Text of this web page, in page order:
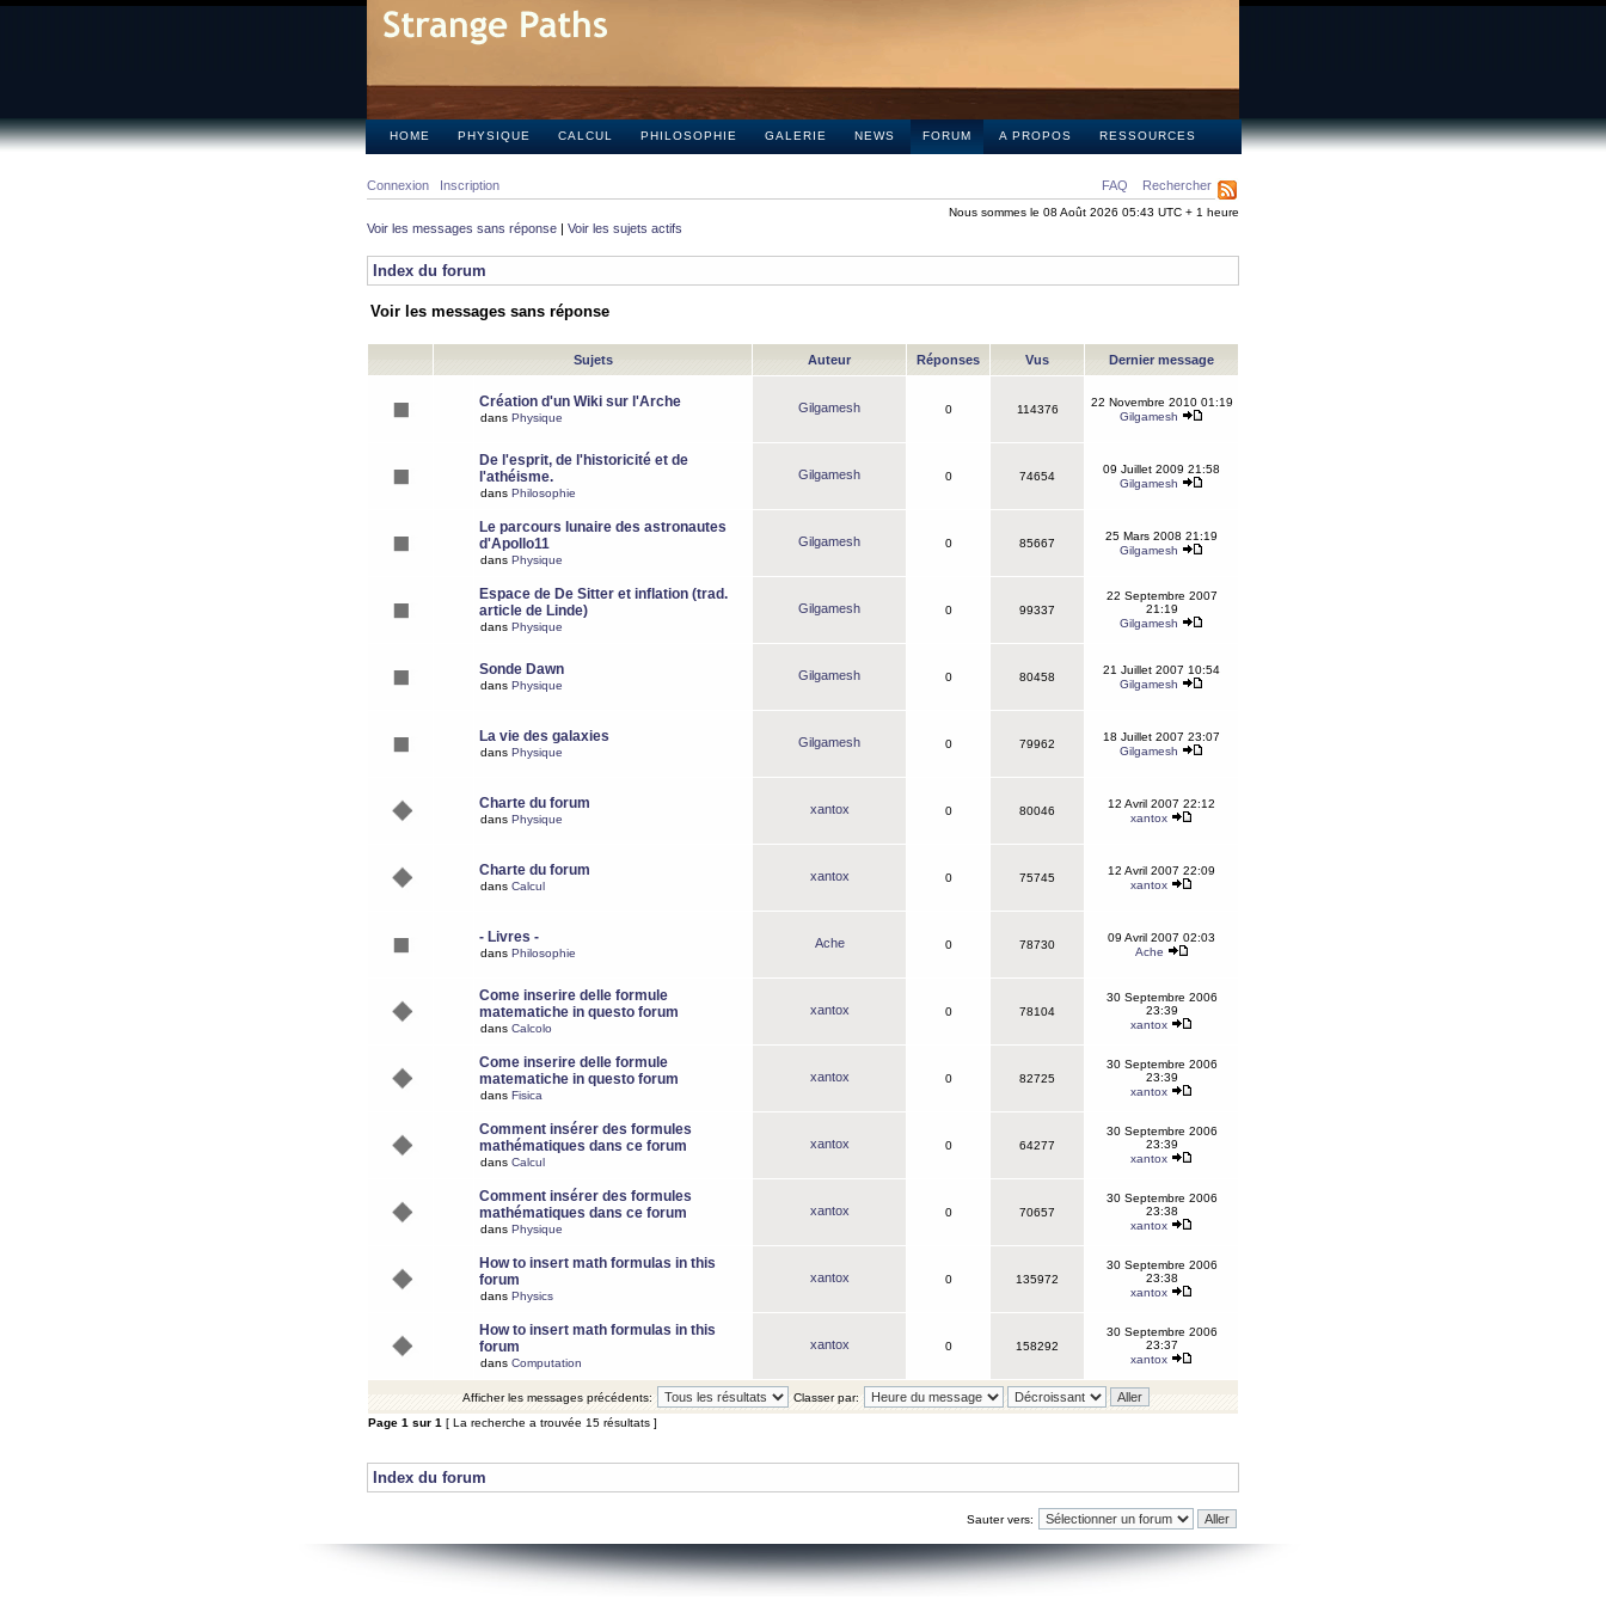
HOME PHYSIQUE CALCUL PHILOSOPHIE GALERIE NEWS FORUM A PROPOS RESSOURCES
FAQ Rechercher
Connexion Inscription
Nous sommes le 08 Août 2026 05:43 UTC + 1 heure
Voir les messages sans réponse | Voir les sujets actifs
Index du forum
Voir les messages sans réponse
Sujets Auteur Réponses Vus Dernier message
Création d'un Wiki sur l'Arche
dans Physique
Gilgamesh 0 114376
22 Novembre 2010 01:19
Gilgamesh
De l'esprit, de l'historicité et de
l'athéisme.
dans Philosophie
Gilgamesh 0 74654
09 Juillet 2009 21:58
Gilgamesh
Le parcours lunaire des astronautes
d'Apollo11
dans Physique
Gilgamesh 0 85667
25 Mars 2008 21:19
Gilgamesh
Espace de De Sitter et inflation (trad.
article de Linde)
dans Physique
Gilgamesh 0 99337
22 Septembre 2007
21:19
Gilgamesh
Sonde Dawn
dans Physique
Gilgamesh 0 80458
21 Juillet 2007 10:54
Gilgamesh
La vie des galaxies
dans Physique
Gilgamesh 0 79962
18 Juillet 2007 23:07
Gilgamesh
Charte du forum
dans Physique
xantox 0 80046
12 Avril 2007 22:12
xantox
Charte du forum
dans Calcul
xantox 0 75745
12 Avril 2007 22:09
xantox
- Livres -
dans Philosophie
Ache 0 78730
09 Avril 2007 02:03
Ache
Come inserire delle formule
matematiche in questo forum
dans Calcolo
xantox 0 78104
30 Septembre 2006
23:39
xantox
Come inserire delle formule
matematiche in questo forum
dans Fisica
xantox 0 82725
30 Septembre 2006
23:39
xantox
Comment insérer des formules
mathématiques dans ce forum
dans Calcul
xantox 0 64277
30 Septembre 2006
23:39
xantox
Comment insérer des formules
mathématiques dans ce forum
dans Physique
xantox 0 70657
30 Septembre 2006
23:38
xantox
How to insert math formulas in this
forum
dans Physics
xantox 0 135972
30 Septembre 2006
23:38
xantox
How to insert math formulas in this
forum
dans Computation
xantox 0 158292
30 Septembre 2006
23:37
xantox
Afficher les messages précédents:
Classer par:
Page 1 sur 1 [ La recherche a trouvée 15 résultats ]
Index du forum
Sauter vers: